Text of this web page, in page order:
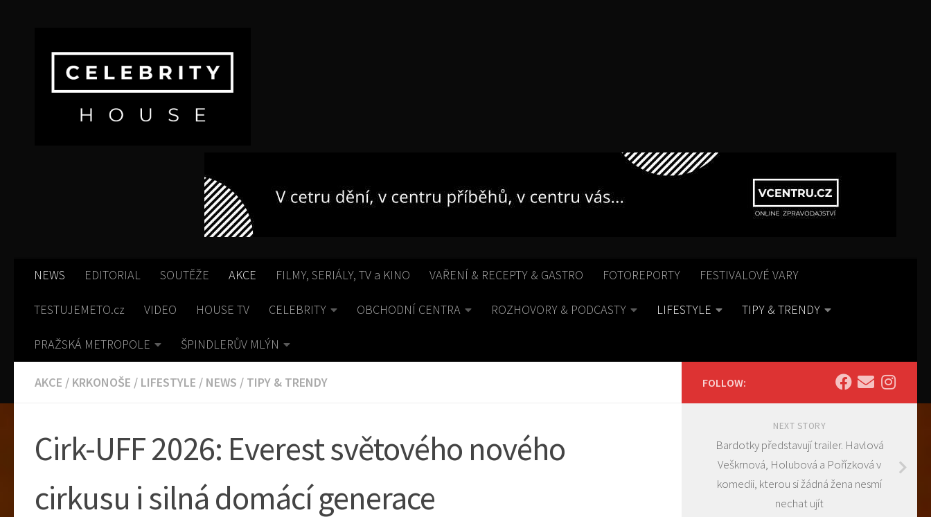
NEWS EDITORIAL SOUTĚŽE AKCE FILMY, SERIÁLY, TV a KINO VAŘENÍ & RECEPTY & GASTRO FOTOREPORTY FESTIVALOVÉ VARY
TESTUJEMETO.cz VIDEO HOUSE TV CELEBRITY OBCHODNÍ CENTRA ROZHOVORY & PODCASTY LIFESTYLE TIPY & TRENDY
PRAŽSKÁ METROPOLE ŠPINDLERŮV MLÝN
AKCE / KRKONOŠE / LIFESTYLE / NEWS / TIPY & TRENDY
Cirk-UFF 2026: Everest světového nového
cirkusu i silná domácí generace
FOLLOW:
NEXT STORY
Bardotky představují trailer. Havlová
Veškrnová, Holubová a Pořízková v
komedii, kterou si žádná žena nesmí
nechat ujít